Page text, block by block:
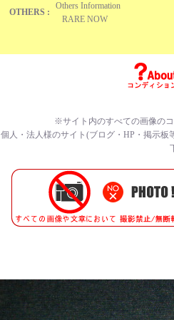
OTHERS :
Others Information
RARE NOW
※サイト内のすべての画像の
個人・法人様のサイト(ブログ・HP・掲示板